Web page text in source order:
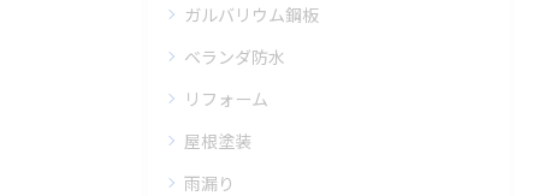
ガルバリウム鋼板
ベランダ防水
リフォーム
屋根塗装
雨漏り